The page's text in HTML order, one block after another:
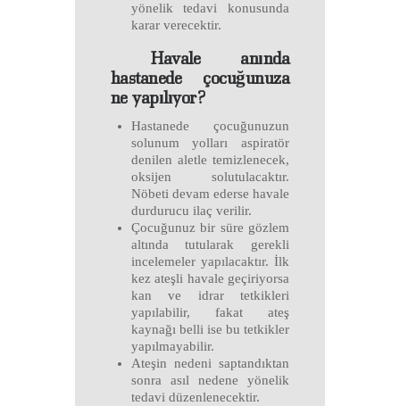
yönelik tedavi konusunda
karar verecektir.
Havale anında
hastanede çocuğunuza
ne yapılıyor?
Hastanede çocuğunuzun
solunum yolları aspiratör
denilen aletle temizlenecek,
oksijen solutulacaktır.
Nöbeti devam ederse havale
durdurucu ilaç verilir.
Çocuğunuz bir süre gözlem
altında tutularak gerekli
incelemeler yapılacaktır. İlk
kez ateşli havale geçiriyorsa
kan ve idrar tetkikleri
yapılabilir, fakat ateş
kaynağı belli ise bu tetkikler
yapılmayabilir.
Ateşin nedeni saptandıktan
sonra asıl nedene yönelik
tedavi düzenlenecektir.